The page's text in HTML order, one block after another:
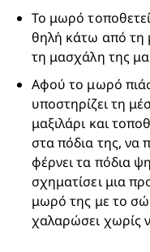
Το μωρό
θηλή κάτω από τη
τη μασχάλη της
Αφού το μωρό
υποστηρίζει τη
μαξιλάρι και
στα πόδια της, να
φέρνει τα πόδια
σχηματίσει μια
μωρό της με το
χαλαρώσει χωρίς